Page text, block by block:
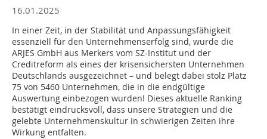
16.01.2025
In einer Zeit, in der Stabilität und Anpassungsfähigkeit
essenziell für den Unternehmenserfolg sind, wurde die
ARJES GmbH aus Merkers vom SZ-Institut und der
Creditreform als eines der krisensichersten Unternehmen
Deutschlands ausgezeichnet – und belegt dabei stolz Platz
75 von 5460 Unternehmen, die in die endgültige
Auswertung einbezogen wurden! Dieses aktuelle Ranking
bestätigt eindrucksvoll, dass unsere Strategien und die
gelebte Unternehmenskultur in schwierigen Zeiten ihre
Wirkung entfalten.